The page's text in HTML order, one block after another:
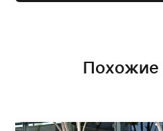
Похожие